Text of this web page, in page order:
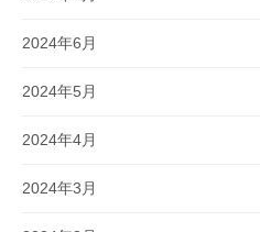
2024年6月
2024年5月
2024年4月
2024年3月